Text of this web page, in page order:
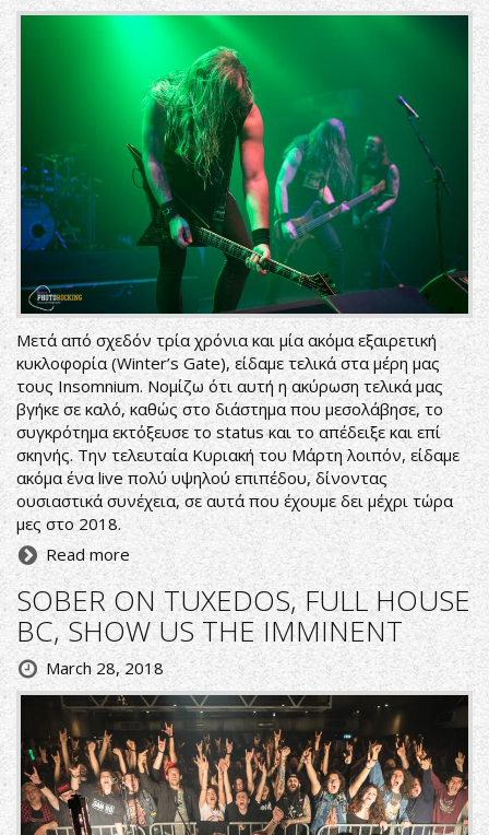
Μετά από σχεδόν τρία χρόνια και μία ακόμα εξαιρετική
κυκλοφορία (Winter’s Gate), είδαμε τελικά στα μέρη μας
τους Insomnium. Νομίζω ότι αυτή η ακύρωση τελικά μας
βγήκε σε καλό, καθώς στο διάστημα που μεσολάβησε, το
συγκρότημα εκτόξευσε το status και το απέδειξε και επί
σκηνής. Την τελευταία Κυριακή του Μάρτη λοιπόν, είδαμε
ακόμα ένα live πολύ υψηλού επιπέδου, δίνοντας
ουσιαστικά συνέχεια, σε αυτά που έχουμε δει μέχρι τώρα
μες στο 2018.
Read more
SOBER ON TUXEDOS, FULL HOUSE
BC, SHOW US THE IMMINENT
March 28, 2018